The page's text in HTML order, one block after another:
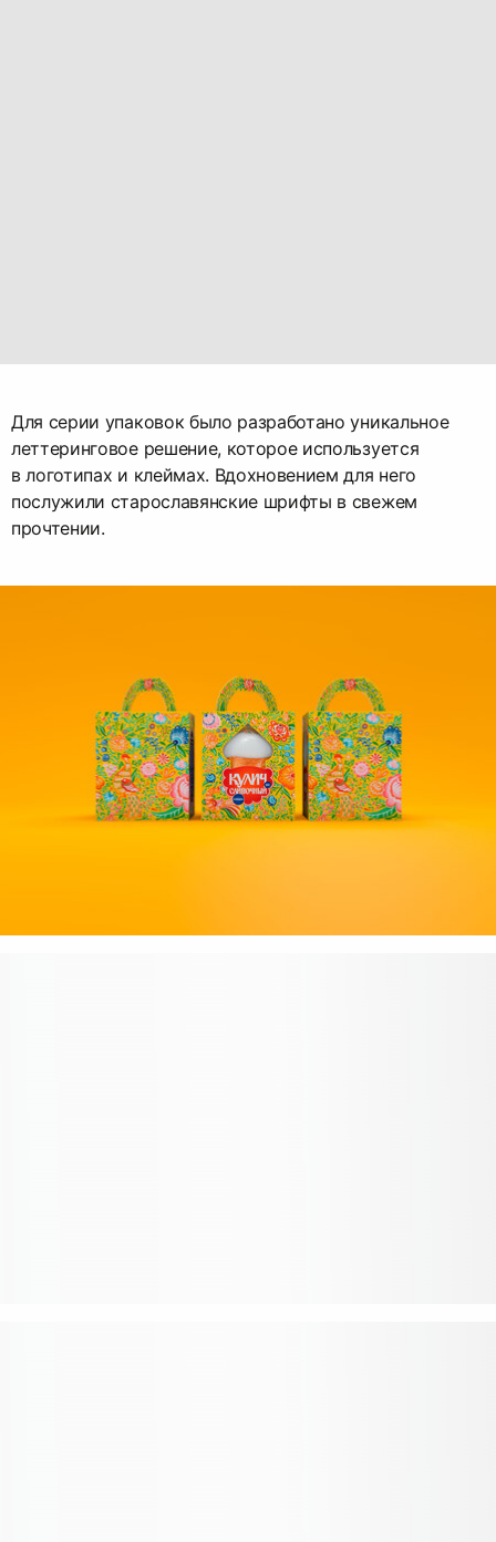
Для серии упаковок было разработано уникальное
леттеринговое решение, которое используется
в логотипах и клеймах. Вдохновением для него
послужили старославянские шрифты в свежем
прочтении.